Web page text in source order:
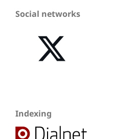
Social networks
Indexing